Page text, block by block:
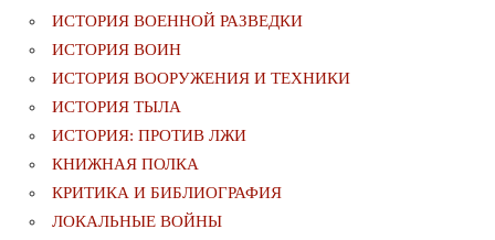
ИСТОРИЯ ВОЕННОЙ РАЗВЕДКИ
ИСТОРИЯ ВОИН
ИСТОРИЯ ВООРУЖЕНИЯ И ТЕХНИКИ
ИСТОРИЯ ТЫЛА
ИСТОРИЯ: ПРОТИВ ЛЖИ
КНИЖНАЯ ПОЛКА
КРИТИКА И БИБЛИОГРАФИЯ
ЛОКАЛЬНЫЕ ВОЙНЫ